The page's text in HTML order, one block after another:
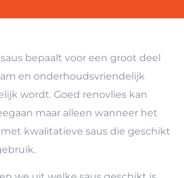
bepaalt voor een groot deel
en onderhoudsvriendelijk
wordt. Goed renovlies kan
maar alleen wanneer het
kwalitatieve saus die geschikt